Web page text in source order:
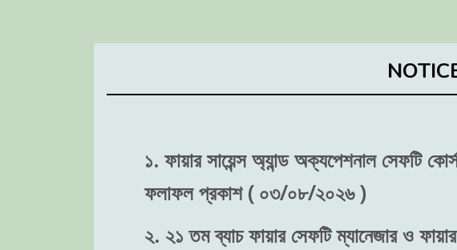
১. ফায়ার সায়েন্স অ্যান্ড অক্যপেশনাল সেফটি
ফলাফল প্রকাশ ( ০৩/০৮/২০২৬ )
২. ২১ তম ব্যাচ ফায়ার সেফটি ম্যানেজার ও